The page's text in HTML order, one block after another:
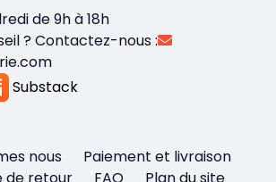
de 9h à 18h
? Contactez-nous :
Substack
nous
Paiement et livraison